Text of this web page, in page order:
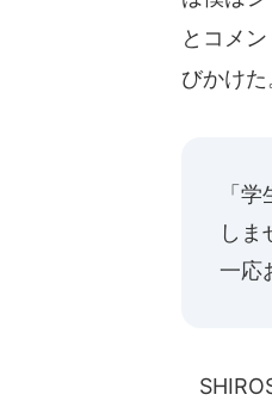
とコメ
びかけた
「
し
一応